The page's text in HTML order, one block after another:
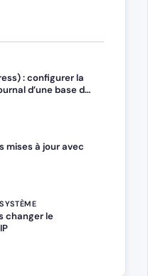
: configurer la
d’une base de
mises à jour avec
changer le